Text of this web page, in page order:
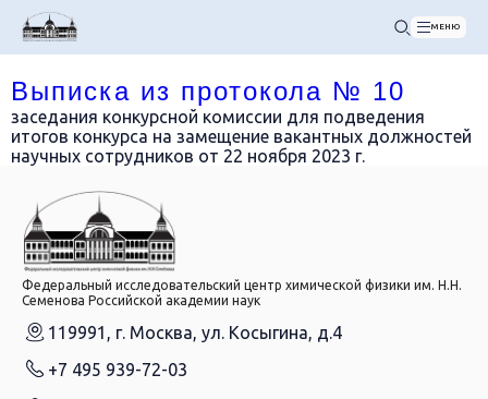
МЕНЮ
Выписка из протокола № 10
заседания конкурсной комиссии для подведения
итогов конкурса на замещение вакантных должностей
научных сотрудников от 22 ноября 2023 г.
Федеральный исследовательский центр химической физики им. Н.Н.
Семенова Российской академии наук
119991, г. Москва, ул. Косыгина, д.4
+7 495 939-72-03